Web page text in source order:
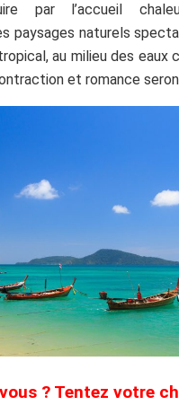
par l’accueil
paysages naturels
au milieu des eaux
et romance
? Tentez votre